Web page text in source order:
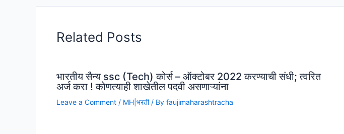
Related Posts
भारतीय सैन्य ssc (Tech) कोर्स – ऑक्टोबर 2022 करण्याची संधी; त्वरित
अर्ज करा ! कोणत्याही शाखेतील पदवी असणाऱ्यांना
Leave a Comment / MH|भरती/ By faujimaharashtracha